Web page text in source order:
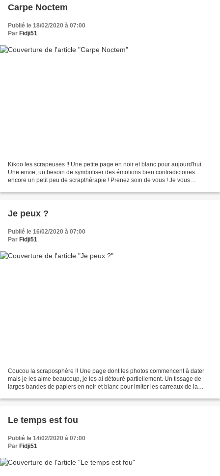
Carpe Noctem
Publié le 18/02/2020 à 07:00
Par Fidji51
Kikoo les scrapeuses !! Une petite page en noir et blanc pour aujourd'hui.
Une envie, un besoin de symboliser des émotions bien contradictoires ...
encore un petit peu de scrapthérapie ! Prenez soin de vous ! Je vous
Je peux ?
Publié le 16/02/2020 à 07:00
Par Fidji51
Coucou la scraposphère !! Une page dont les photos commencent à dater
mais je les aime beaucoup, je les ai détouré partiellement. Un tissage de
larges bandes de papiers en noir et blanc pour imiter les carreaux de la
Le temps est fou
Publié le 14/02/2020 à 07:00
Par Fidji51